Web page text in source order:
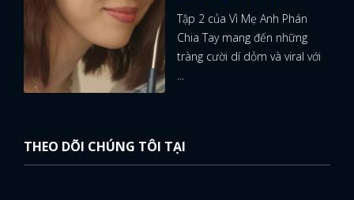
Tập 2 của Vì Mẹ Anh Phán
Chia Tay mang đến những
tràng cười dí dỏm và viral với
...
THEO DÕI CHÚNG TÔI TẠI